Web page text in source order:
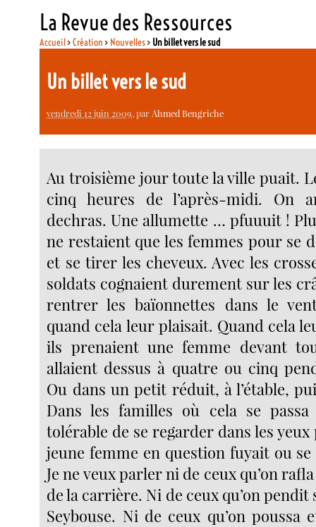
La Revue des Ressources
Accueil>Création > Nouvelles> Un billet vers le sud
Un billet vers le sud
vendredi 12 juin 2009, parAhmed Bengriche
Au troisième jour toute la ville puait.
cinq heures de l’après-midi. On
dechras. Une allumette … pfuuuit !
ne restaient que les femmes pour se
et se tirer les cheveux. Avec les
soldats cognaient durement sur les
rentrer les baïonnettes dans le
quand cela leur plaisait. Quand cela
ils prenaient une femme devant
allaient dessus à quatre ou cinq
Ou dans un petit réduit, à l’étable,
Dans les familles où cela se
tolérable de se regarder dans les
jeune femme en question fuyait ou
Je ne veux parler ni de ceux qu’on
de la carrière. Ni de ceux qu’on pendit
Seybouse. Ni de ceux qu’on poussa